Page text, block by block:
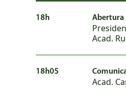
18h Abertura
Acad.
18h05
Acad.